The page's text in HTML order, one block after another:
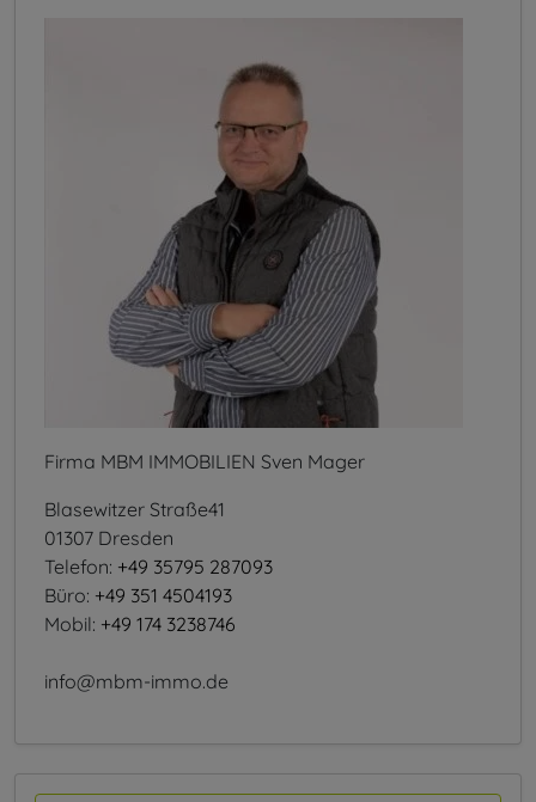
Firma MBM IMMOBILIEN Sven Mager
Blasewitzer Straße41
01307 Dresden
Telefon: +49 35795 287093
Büro: +49 351 4504193
Mobil: +49 174 3238746
info@mbm-immo.de